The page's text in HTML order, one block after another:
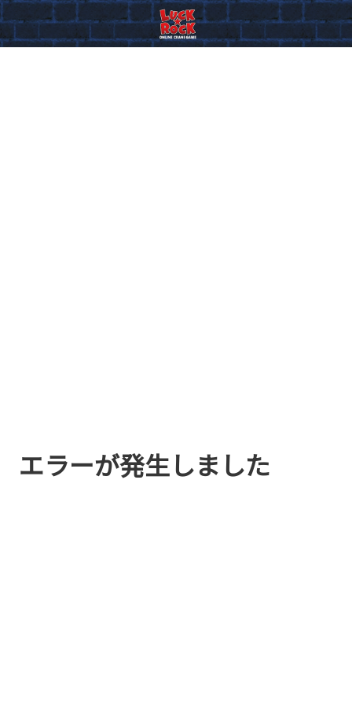
エラーが発生しました